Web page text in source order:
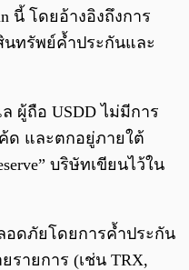
นี้ โดยอ้างอิงถึงการ
นทรัพย์ค้ำประกันและ
ผู้ถือ USDD ไม่มีการ
ด และตกอยู่ภายใต้
บริษัทเขียนไว้ใน
อดภัยโดยการค้ำประกัน
ายการ (เช่น TRX,